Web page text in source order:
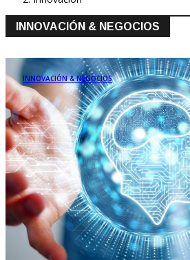
INNOVACIÓN & NEGOCIOS
INNOVACIÓN & NEGOCIOS